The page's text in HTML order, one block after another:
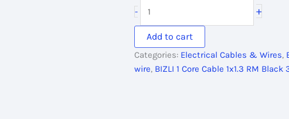
-
Core
Cable
1x1.3
RM
+
Add to cart
Categories: Electrical Cables & Wires,
wire, BIZLI 1 Core Cable 1x1.3 RM Black